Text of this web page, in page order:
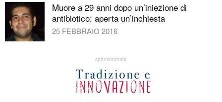
Muore a 29 anni dopo un’iniezione di
antibiotico: aperta un’inchiesta
25 FEBBRAIO 2016
sponsorizzata